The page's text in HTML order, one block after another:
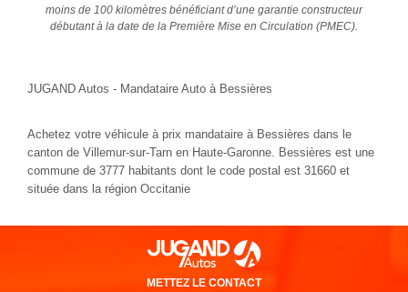
moins de 100 kilomètres bénéficiant d’une garantie constructeur
débutant à la date de la Première Mise en Circulation (PMEC).
JUGAND Autos - Mandataire Auto à Bessières
Achetez votre véhicule à prix mandataire à Bessières dans le
canton de Villemur-sur-Tarn en Haute-Garonne. Bessières est une
commune de 3777 habitants dont le code postal est 31660 et
située dans la région Occitanie
METTEZ LE CONTACT